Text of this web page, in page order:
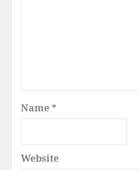
Name *
Website